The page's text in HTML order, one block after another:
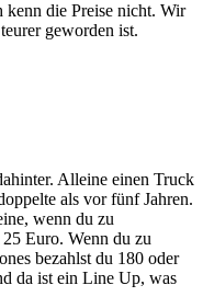
kenn die Preise nicht. Wir
geworden ist.
Alleine einen Truck
als vor fünf Jahren.
wenn du zu
Euro. Wenn du zu
bezahlst du 180 oder
da ist ein Line Up, was